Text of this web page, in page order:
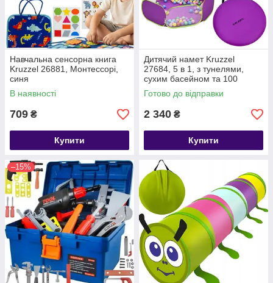
Навчальна сенсорна книга
Kruzzel 26881, Монтессорі,
синя
В наявності
709 ₴
Купити
Дитячий намет Kruzzel
27684, 5 в 1, з тунелями,
сухим басейном та 100
кульками
Готово до відправки
2 340 ₴
Купити
–15%